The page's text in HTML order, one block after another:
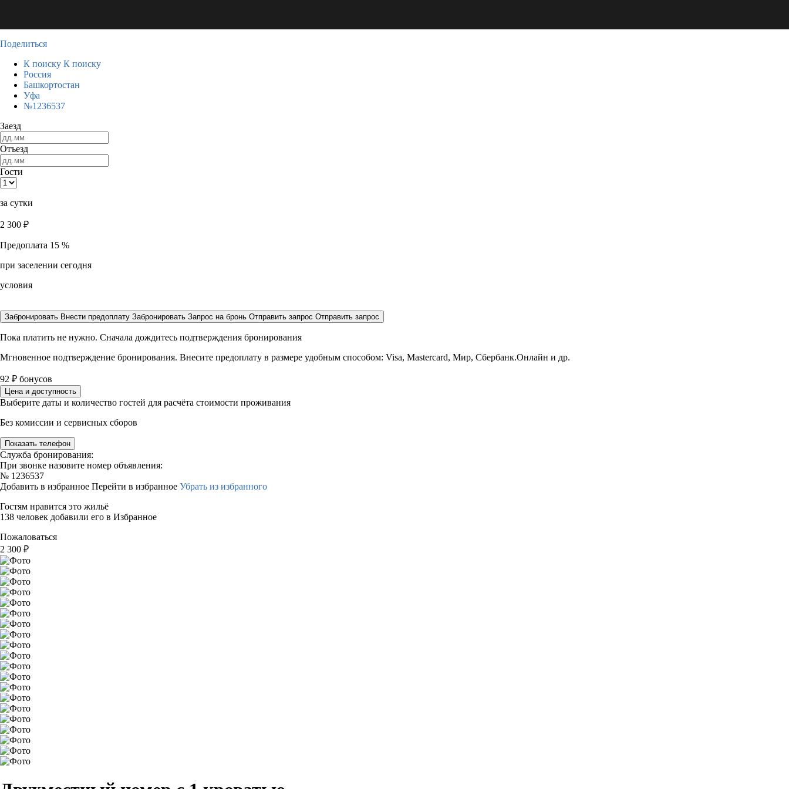
Поделиться
К поиску К поиску
Россия
Башкортостан
Уфа
№1236537
Заезд
Отъезд
Гости
за сутки
2 300 ₽
Предоплата 15 %
при заселении сегодня
условия
Забронировать Внести предоплату Забронировать Запрос на бронь Отправить запрос Отправить запрос
Пока платить не нужно. Сначала дождитесь подтверждения бронирования
Мгновенное подтверждение бронирования. Внесите предоплату в размере удобным способом: Visa, Mastercard, Мир, Сбербанк.Онлайн и др.
92 ₽ бонусов
Цена и доступность
Выберите даты и количество гостей для расчёта стоимости проживания
Без комиссии и сервисных сборов
Показать телефон
Служба бронирования:
При звонке назовите номер объявления:
№ 1236537
Добавить в избранное Перейти в избранное Убрать из избранного
Гостям нравится это жильё
138 человек добавили его в Избранное
Пожаловаться
2 300 ₽